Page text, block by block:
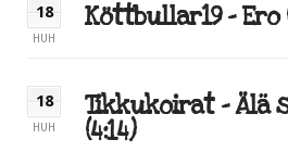
18
HUH
Köttbullar19 – Ero
18
HUH
Tikkukoirat – Älä
(4:14)